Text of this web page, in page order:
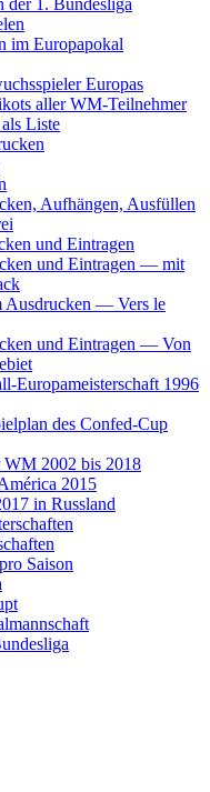
im Europapokal
Europas
aller WM-Teilnehmer
Liste
Aufhängen, Ausfüllen
und Eintragen
und Eintragen — mit
Ausdrucken — Vers le
und Eintragen — Von
Europameisterschaft 1996
des Confed-Cup
WM 2002 bis 2018
2015
in Russland
Saison